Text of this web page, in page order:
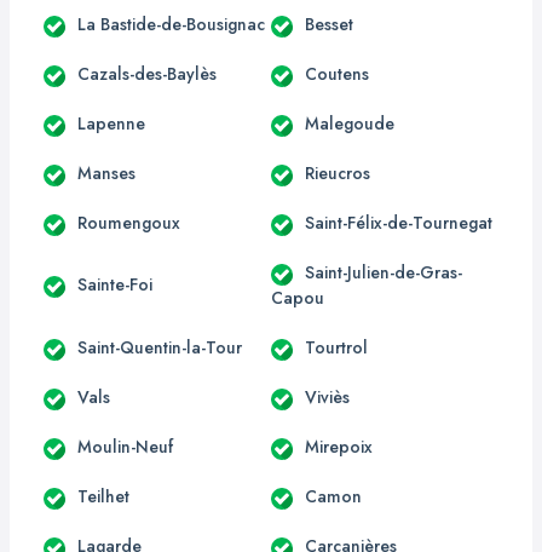
La Bastide-de-Bousignac Besset
Cazals-des-Baylès Coutens
Lapenne Malegoude
Manses Rieucros
Roumengoux Saint-Félix-de-Tournegat
Sainte-Foi
Saint-Julien-de-Gras-
Capou
Saint-Quentin-la-Tour Tourtrol
Vals Viviès
Moulin-Neuf Mirepoix
Teilhet Camon
Lagarde Carcanières